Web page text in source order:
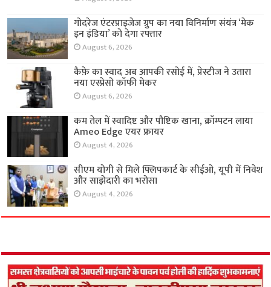
गोदरेज एंटरप्राइजेज ग्रुप का नया विनिर्माण संयंत्र ‘मेक
इन इंडिया’ को देगा रफ्तार
August 6, 2026
कैफ़े का स्वाद अब आपकी रसोई में, प्रेस्टीज ने उतारा
नया एस्प्रेसो कॉफी मेकर
August 6, 2026
कम तेल में स्वादिष्ट और पौष्टिक खाना, क्रॉम्पटन लाया
Ameo Edge एयर फ्रायर
August 4, 2026
सीएम योगी से मिले फ्लिपकार्ट के सीईओ, यूपी में निवेश
और साझेदारी का भरोसा
August 4, 2026